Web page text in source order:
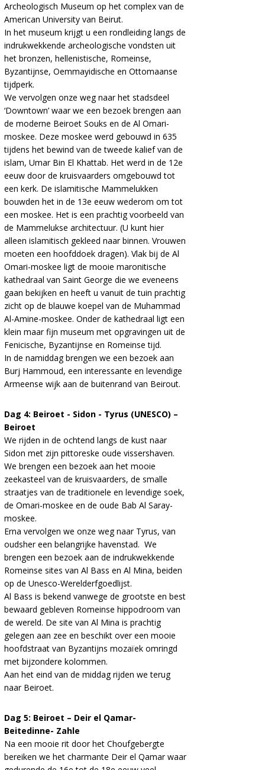
Archeologisch Museum op het complex van de
American University van Beirut.
In het museum krijgt u een rondleiding langs de
indrukwekkende archeologische vondsten uit
het bronzen, hellenistische, Romeinse,
Byzantijnse, Oemmayidische en Ottomaanse
tijdperk.
We vervolgen onze weg naar het stadsdeel
‘Downtown’ waar we een bezoek brengen aan
de moderne Beiroet Souks en de Al Omari-
moskee. Deze moskee werd gebouwd in 635
tijdens het bewind van de tweede kalief van de
islam, Umar Bin El Khattab. Het werd in de 12e
eeuw door de kruisvaarders omgebouwd tot
een kerk. De islamitische Mammelukken
bouwden het in de 13e eeuw wederom om tot
een moskee. Het is een prachtig voorbeeld van
de Mammelukse architectuur. (U kunt hier
alleen islamitisch gekleed naar binnen. Vrouwen
moeten een hoofddoek dragen). Vlak bij de Al
Omari-moskee ligt de mooie maronitische
kathedraal van Saint George die we eveneens
gaan bekijken en heeft u vanuit de tuin prachtig
zicht op de blauwe koepel van de Muhammad
Al-Amine-moskee. Onder de kathedraal ligt een
klein maar fijn museum met opgravingen uit de
Fenicische, Byzantijnse en Romeinse tijd.
In de namiddag brengen we een bezoek aan
Burj Hammoud, een interessante en levendige
Armeense wijk aan de buitenrand van Beirout.
Dag 4: Beiroet - Sidon - Tyrus (UNESCO) –
Beiroet
We rijden in de ochtend langs de kust naar
Sidon met zijn pittoreske oude vissershaven.
We brengen een bezoek aan het mooie
zeekasteel van de kruisvaarders, de smalle
straatjes van de traditionele en levendige soek,
de Omari-moskee en de oude Bab Al Saray-
moskee.
Erna vervolgen we onze weg naar Tyrus, van
oudsher een belangrijke havenstad. We
brengen een bezoek aan de indrukwekkende
Romeinse sites van Al Bass en Al Mina, beiden
op de Unesco-Werelderfgoedlijst.
Al Bass is bekend vanwege de grootste en best
bewaard gebleven Romeinse hippodroom van
de wereld. De site van Al Mina is prachtig
gelegen aan zee en beschikt over een mooie
hoofdstraat van Byzantijns mozaïek omringd
met bijzondere kolommen.
Aan het eind van de middag rijden we terug
naar Beiroet.
Dag 5: Beiroet – Deir el Qamar-
Beitedinne- Zahle
Na een mooie rit door het Choufgebergte
bereiken we het charmante Deir el Qamar waar